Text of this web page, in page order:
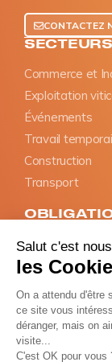
Salut c'est
les
On a attendu d'être
ce site vous
déranger, mais on
visite...
C'est OK pour vous
CONTACTEZ
Commerce et
Exploitation
Événements
Travail
Construction
Transport
SIPSI
Documents
Carte BTP
Donneur d'ordre